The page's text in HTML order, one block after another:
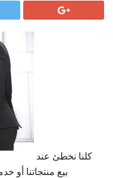
بيع منتجاتنا أو